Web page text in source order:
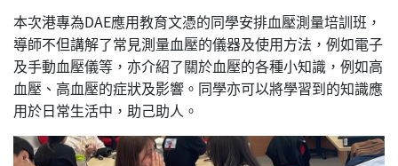
本次港專為DAE應用教育文憑的同學安排血壓測量培訓班，
導師不但講解了常見測量血壓的儀器及使用方法，例如電子
及手動血壓儀等，亦介紹了關於血壓的各種小知識，例如高
血壓、高血壓的症狀及影響。同學亦可以將學習到的知識應
用於日常生活中，助己助人。